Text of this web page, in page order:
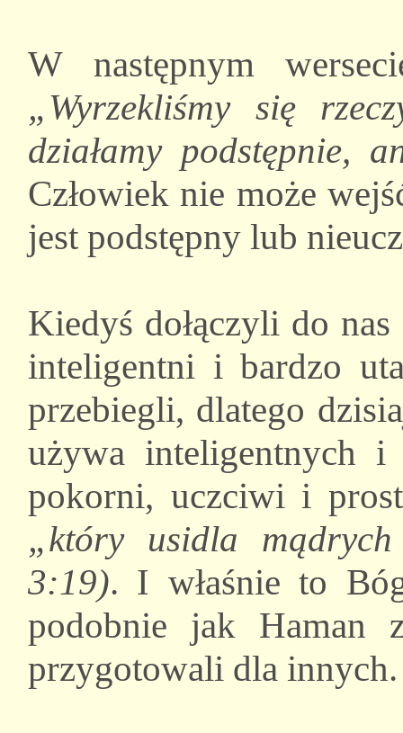
W następnym
„Wyrzekliśmy się
działamy podstępnie,
Człowiek nie może
jest podstępny lub
Kiedyś dołączyli do
inteligentni i bardzo
przebiegli, dlatego
używa inteligentnych
pokorni, uczciwi i
„który usidla
3:19). I właśnie to
podobnie jak Haman
przygotowali dla innych.